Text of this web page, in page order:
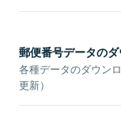
郵便番号データの
各種データのダウン
更新）